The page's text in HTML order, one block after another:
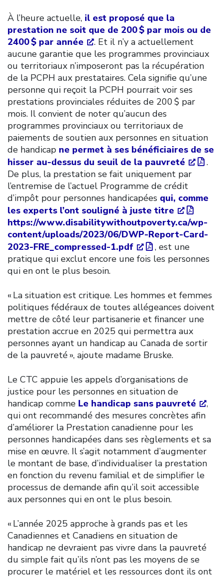
À l’heure actuelle, il est proposé que la
prestation ne soit que de 200 $ par mois ou de
2400 $ par année
. Et il n’y a actuellement
aucune garantie que les programmes provinciaux
ou territoriaux n’imposeront pas la récupération
de la PCPH aux prestataires. Cela signifie qu’une
personne qui reçoit la PCPH pourrait voir ses
prestations provinciales réduites de 200 $ par
mois. Il convient de noter qu’aucun des
programmes provinciaux ou territoriaux de
paiements de soutien aux personnes en situation
de handicap ne permet à ses bénéficiaires de se
hisser au-dessus du seuil de la pauvreté
.
De plus, la prestation se fait uniquement par
l’entremise de l’actuel Programme de crédit
d’impôt pour personnes handicapées qui, comme
les experts l’ont souligné à juste titre
https://www.disabilitywithoutpoverty.ca/wp-
content/uploads/2023/06/DWP-Report-Card-
2023-FRE_compressed-1.pdf
, est une
pratique qui exclut encore une fois les personnes
qui en ont le plus besoin.
« La situation est critique. Les hommes et femmes
politiques fédéraux de toutes allégeances doivent
mettre de côté leur partisanerie et financer une
prestation accrue en 2025 qui permettra aux
personnes ayant un handicap au Canada de sortir
de la pauvreté », ajoute madame Bruske.
Le CTC appuie les appels d’organisations de
justice pour les personnes en situation de
handicap comme Le handicap sans pauvreté
,
qui ont recommandé des mesures concrètes afin
d’améliorer la Prestation canadienne pour les
personnes handicapées dans ses règlements et sa
mise en œuvre. Il s’agit notamment d’augmenter
le montant de base, d’individualiser la prestation
en fonction du revenu familial et de simplifier le
processus de demande afin qu’il soit accessible
aux personnes qui en ont le plus besoin.
« L’année 2025 approche à grands pas et les
Canadiennes et Canadiens en situation de
handicap ne devraient pas vivre dans la pauvreté
du simple fait qu’ils n’ont pas les moyens de se
procurer le matériel et les ressources dont ils ont